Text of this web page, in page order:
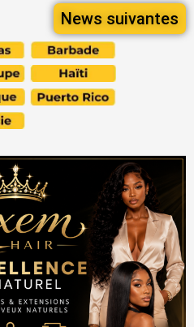
News suivantes